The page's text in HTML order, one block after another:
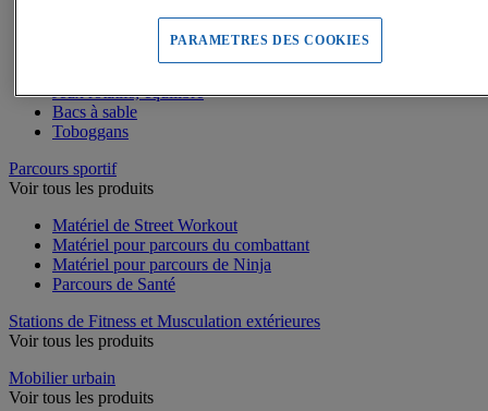
Jeux de grimpe, filets
Jeux rotatifs, équilibre
Bacs à sable
Toboggans
Parcours sportif
Voir tous les produits
Matériel de Street Workout
Matériel pour parcours du combattant
Matériel pour parcours de Ninja
Parcours de Santé
Stations de Fitness et Musculation extérieures
Voir tous les produits
Mobilier urbain
Voir tous les produits
PARAMETRES DES COOKIES